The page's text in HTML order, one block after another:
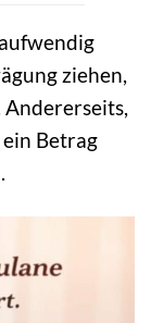
ziehen,
Andererseits,
Betrag